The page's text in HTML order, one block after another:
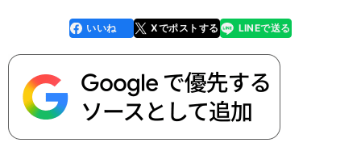
faceboo
k
いいね Xでポストする
line LINEで送る